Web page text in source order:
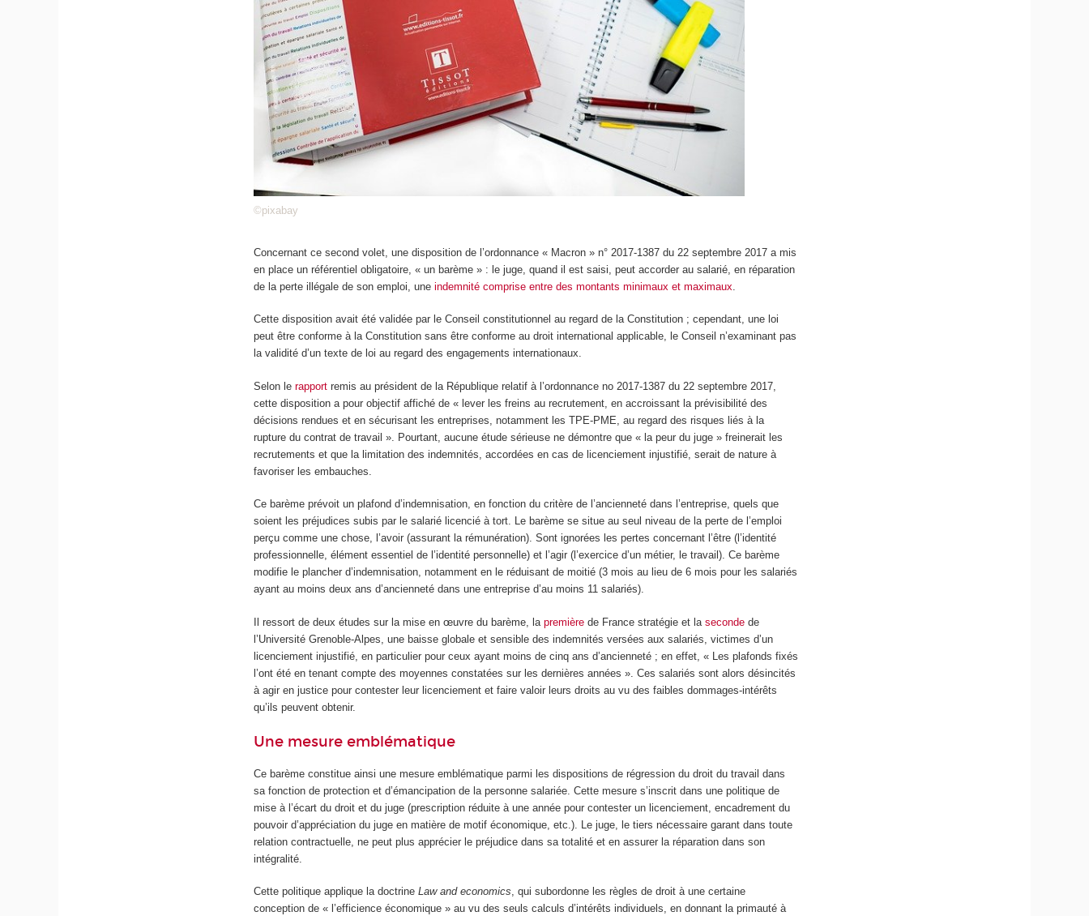
©pixabay
Concernant ce second volet, une disposition de l’ordonnance « Macron » n° 2017-1387 du 22 septembre 2017 a mis
en place un référentiel obligatoire, « un barème » : le juge, quand il est saisi, peut accorder au salarié, en réparation
de la perte illégale de son emploi, uneindemnité comprise entre des montants minimaux et maximaux
Cette disposition avait été validée par le Conseil constitutionnel au regard de la Constitution ; cependant, une loi
peut être conforme à la Constitution sans être conforme au droit international applicable, le Conseil n’examinant pas
la validité d’un texte de loi au regard des engagements internationaux.
Selon lerapport remis au président de la République relatif à l’ordonnance no 2017-1387 du 22 septembre 2017,
cette disposition a pour objectif affiché de « lever les freins au recrutement, en accroissant la prévisibilité des
décisions rendues et en sécurisant les entreprises, notamment les TPE-PME, au regard des risques liés à la
rupture du contrat de travail ». Pourtant, aucune étude sérieuse ne démontre que « la peur du juge » freinerait les
recrutements et que la limitation des indemnités, accordées en cas de licenciement injustifié, serait de nature à
favoriser les embauches.
Ce barème prévoit un plafond d’indemnisation, en fonction du critère de l’ancienneté dans l’entreprise, quels que
soient les préjudices subis par le salarié licencié à tort. Le barème se situe au seul niveau de la perte de l’emploi
perçu comme une chose, l’avoir (assurant la rémunération). Sont ignorées les pertes concernant l’être (l’identité
professionnelle, élément essentiel de l’identité personnelle) et l’agir (l’exercice d’un métier, le travail). Ce barème
modifie le plancher d’indemnisation, notamment en le réduisant de moitié (3 mois au lieu de 6 mois pour les salariés
ayant au moins deux ans d’ancienneté dans une entreprise d’au moins 11 salariés).
Il ressort de deux études sur la mise en œuvre du barème, lapremière de France stratégie et laseconde de
l’Université Grenoble-Alpes, une baisse globale et sensible des indemnités versées aux salariés, victimes d’un
licenciement injustifié, en particulier pour ceux ayant moins de cinq ans d’ancienneté ; en effet, « Les plafonds fixés
l’ont été en tenant compte des moyennes constatées sur les dernières années ». Ces salariés sont alors désincités
à agir en justice pour contester leur licenciement et faire valoir leurs droits au vu des faibles dommages-intérêts
qu’ils peuvent obtenir.
Une mesure emblématique
Ce barème constitue ainsi une mesure emblématique parmi les dispositions de régression du droit du travail dans
sa fonction de protection et d’émancipation de la personne salariée. Cette mesure s’inscrit dans une politique de
mise à l’écart du droit et du juge (prescription réduite à une année pour contester un licenciement, encadrement du
pouvoir d’appréciation du juge en matière de motif économique, etc.). Le juge, le tiers nécessaire garant dans toute
relation contractuelle, ne peut plus apprécier le préjudice dans sa totalité et en assurer la réparation dans son
intégralité.
Cette politique applique la doctrineLaw and economics, qui subordonne les règles de droit à une certaine
conception de « l’efficience économique » au vu des seuls calculs d’intérêts individuels, en donnant la primauté à